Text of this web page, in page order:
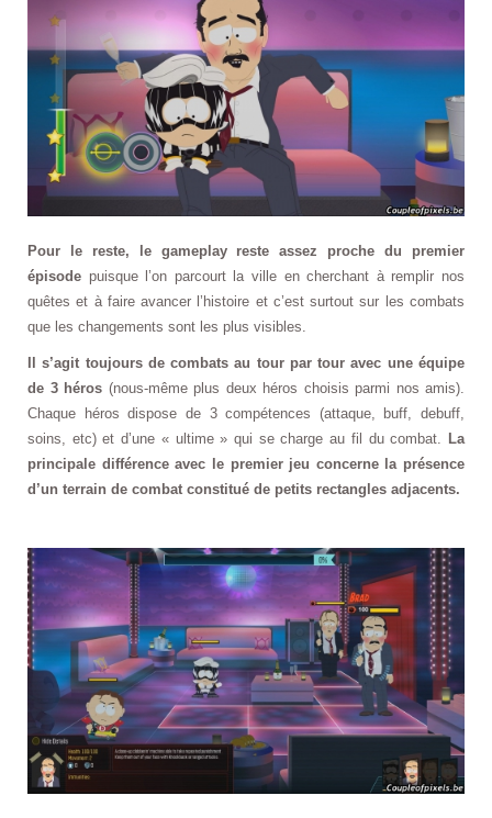
Pour le reste, le gameplay reste assez proche du premier
épisode puisque l’on parcourt la ville en cherchant à remplir nos
quêtes et à faire avancer l’histoire et c’est surtout sur les combats
que les changements sont les plus visibles.
Il s’agit toujours de combats au tour par tour avec une équipe
de 3 héros (nous-même plus deux héros choisis parmi nos amis).
Chaque héros dispose de 3 compétences (attaque, buff, debuff,
soins, etc) et d’une « ultime » qui se charge au fil du combat. La
principale différence avec le premier jeu concerne la présence
d’un terrain de combat constitué de petits rectangles adjacents.